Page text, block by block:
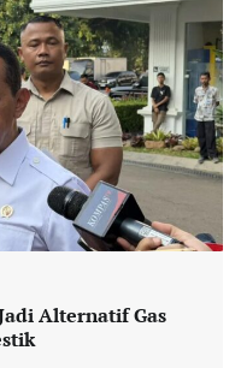
Alternatif Gas